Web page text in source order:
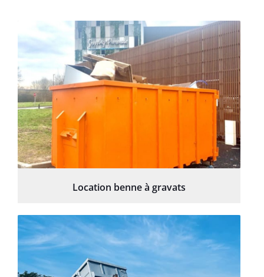
Location benne à gravats